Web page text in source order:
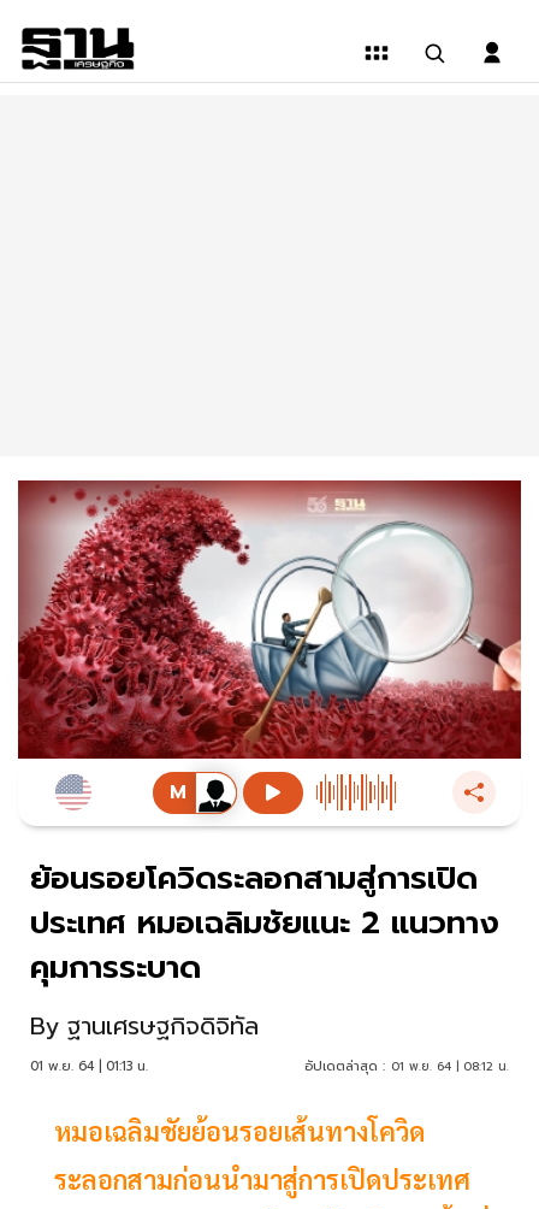
ย้อนรอยโควิดระลอกสามสู่การเปิด
ประเทศ หมอเฉลิมชัยแนะ 2 แนวทาง
คุมการระบาด
By ฐานเศรษฐกิจดิจิทัล
01 พ.ย. 64 | 01:13 น. อัปเดตล่าสุด : 01 พ.ย. 64 | 08:12 น.
หมอเฉลิมชัยย้อนรอยเส้นทางโควิด
ระลอกสามก่อนนำมาสู่การเปิดประเทศ